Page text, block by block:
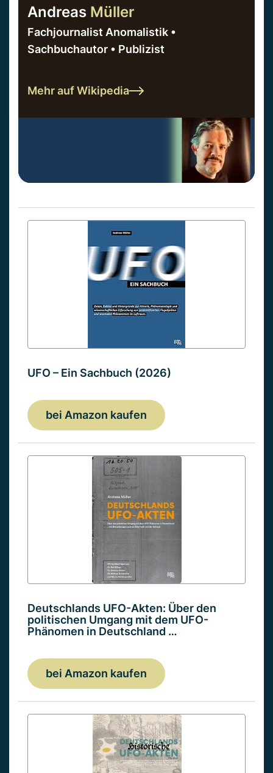
Andreas Müller
Fachjournalist Anomalistik •
Sachbuchautor • Publizist
Mehr auf Wikipedia
UFO – Ein Sachbuch (2026)
bei Amazon kaufen
Deutschlands UFO-Akten: Über den
politischen Umgang mit dem UFO-
Phänomen in Deutschland …
bei Amazon kaufen